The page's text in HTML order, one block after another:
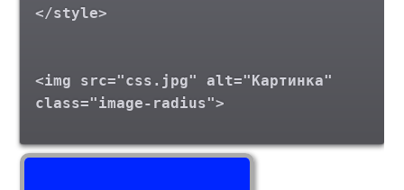
</style>
<img src="css.jpg" alt="Картинка"
class="image-radius">